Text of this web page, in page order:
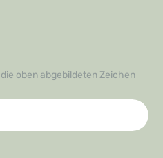
oben abgebildeten Zeichen